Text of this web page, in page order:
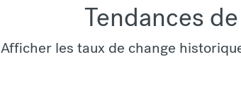
Tendances
Afficher les taux de change